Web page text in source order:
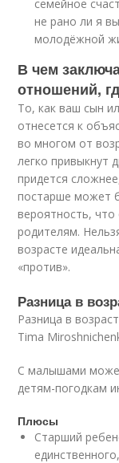
семейное
не рано ли я
молодёжной
В чем
отношений,
То, как ваш сын
отнесется к
во многом от
легко привыкнут
придется
постарше может
вероятность,
родителям.
возрасте
«против».
Разница в
Разница в
Tima
С малышами
детям-погодкам
Плюсы
Старший